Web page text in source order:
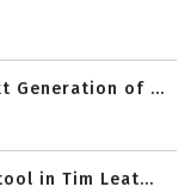
Generation of ...
in Tim Leat...